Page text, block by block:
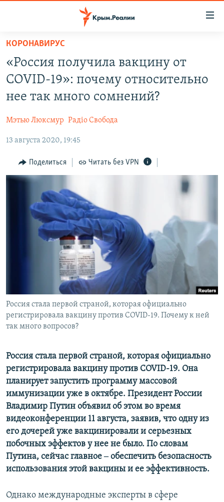
Вернуться
основному
содержанию
главной
Вернутся
поиску
11 ЛЕТ ОККУПАЦИИ КРЫМА. 11 ИСТОРИЙ СОПРОТИВЛЕНИЯ
ЕЩЕ
ИНТЕРАКТИВ
ИНФОГРАФИКА
ТЕЛЕПРОЕКТ КРЫМ.РЕАЛИИ
СОВЕТЫ ПРАВОЗАЩИТНИКОВ
ПРОПАВШИЕ БЕЗ ВЕСТИ
ПОБЕДИТЕЛЕЙ НЕ СУДЯТ?
КРЫМ.НЕПОКОРЕННЫЙ
УКРАИНСКАЯ ПРОБЛЕМА КРЫМА
РАДІО СВОБОДА
КАК ОБОЙТИ БЛОКИРОВКУ
Українською
Qırımtatar
ПРИСОЕДИНЯЙТЕСЬ!
Все сайты RFE/RL
КОРОНАВИРУС
«Россия получила вакцину от
COVID-19»: почему относительно
нее так много сомнений?
Мэтью Люксмур Радіо Свобода
13 августа 2020, 19:45
Поделиться Читать без VPN
Россия стала первой страной, которая официально
регистрировала вакцину против COVID-19. Почему к ней
так много вопросов?
Россия стала первой страной, которая официально
регистрировала вакцину против COVID-19. Она
планирует запустить программу массовой
иммунизации уже в октябре. Президент России
Владимир Путин объявил об этом во время
видеоконференции 11 августа, заявив, что одну из
его дочерей уже вакцинировали и серьезных
побочных эффектов у нее не было. По словам
Путина, сейчас главное ‒ обеспечить безопасность
использования этой вакцины и ее эффективность.
Однако международные эксперты в сфере